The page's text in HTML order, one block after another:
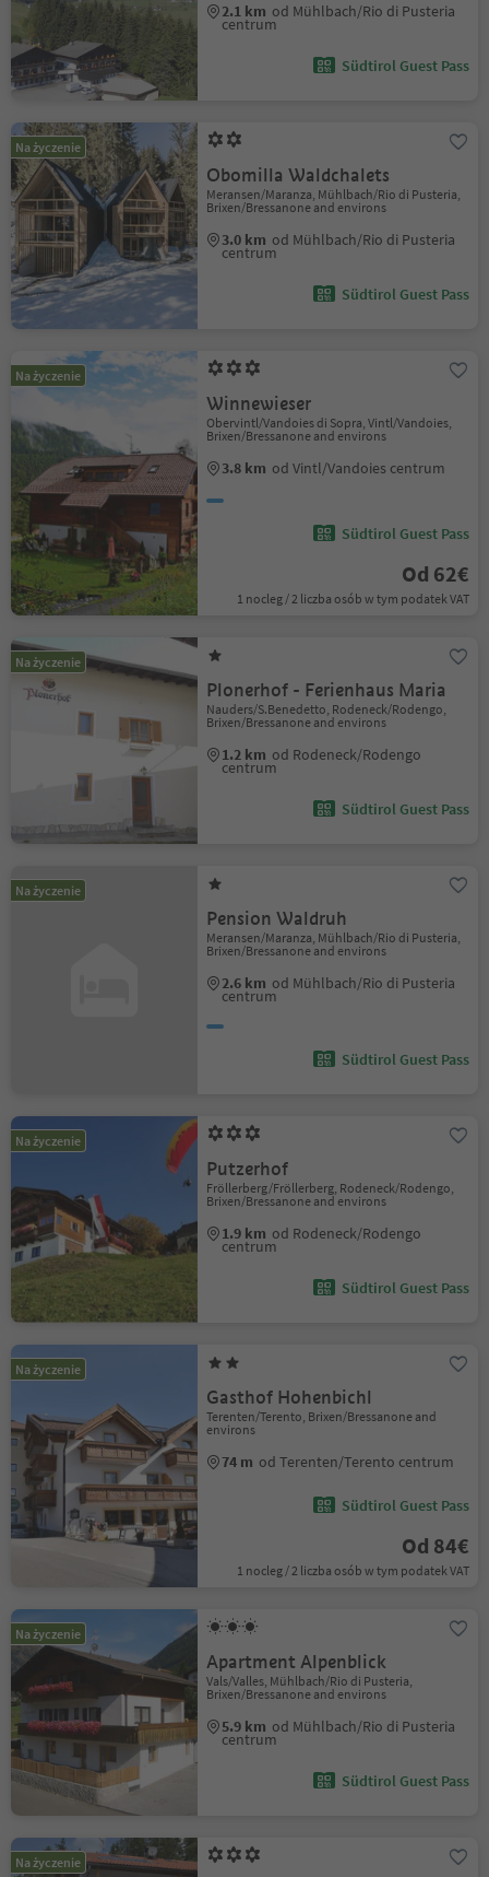
2.1 km od Mühlbach/Rio di Pusteria
centrum
Südtirol Guest Pass
Na życzenie
Obomilla Waldchalets
Meransen/Maranza, Mühlbach/Rio di Pusteria,
Brixen/Bressanone and environs
3.0 km od Mühlbach/Rio di Pusteria
centrum
Südtirol Guest Pass
Na życzenie
Winnewieser
Obervintl/Vandoies di Sopra, Vintl/Vandoies,
Brixen/Bressanone and environs
3.8 km od Vintl/Vandoies centrum
Südtirol Guest Pass
Od 62€
1 nocleg / 2 liczba osób w tym podatek VAT
Na życzenie
Plonerhof - Ferienhaus Maria
Nauders/S.Benedetto, Rodeneck/Rodengo,
Brixen/Bressanone and environs
1.2 km od Rodeneck/Rodengo
centrum
Südtirol Guest Pass
Na życzenie
Pension Waldruh
Meransen/Maranza, Mühlbach/Rio di Pusteria,
Brixen/Bressanone and environs
2.6 km od Mühlbach/Rio di Pusteria
centrum
Südtirol Guest Pass
Na życzenie
Putzerhof
Fröllerberg/Fröllerberg, Rodeneck/Rodengo,
Brixen/Bressanone and environs
1.9 km od Rodeneck/Rodengo
centrum
Südtirol Guest Pass
Na życzenie
Gasthof Hohenbichl
Terenten/Terento, Brixen/Bressanone and
environs
74 m od Terenten/Terento centrum
Südtirol Guest Pass
Od 84€
1 nocleg / 2 liczba osób w tym podatek VAT
Na życzenie
Apartment Alpenblick
Vals/Valles, Mühlbach/Rio di Pusteria,
Brixen/Bressanone and environs
5.9 km od Mühlbach/Rio di Pusteria
centrum
Südtirol Guest Pass
Na życzenie